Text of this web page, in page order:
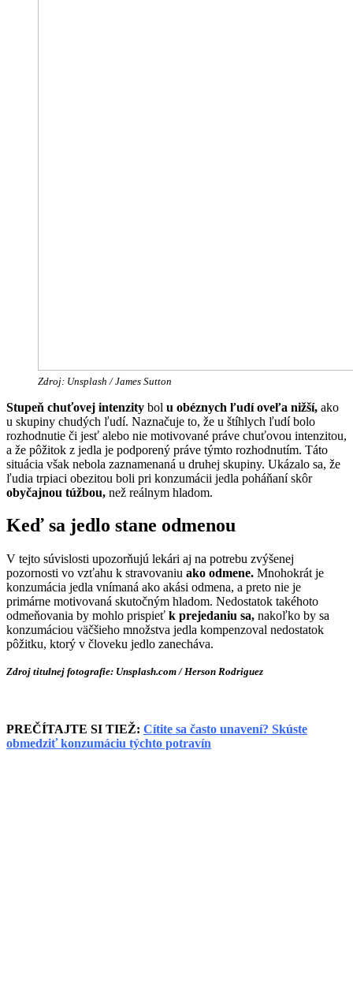
Zdroj: Unsplash / James Sutton
Stupeň chuťovej intenzity bol u obéznych ľudí oveľa nižší, ako
u skupiny chudých ľudí. Naznačuje to, že u štíhlych ľudí bolo
rozhodnutie či jesť alebo nie motivované práve chuťovou intenzitou,
a že pôžitok z jedla je podporený práve týmto rozhodnutím. Táto
situácia však nebola zaznamenaná u druhej skupiny. Ukázalo sa, že
ľudia trpiaci obezitou boli pri konzumácii jedla poháňaní skôr
obyčajnou túžbou, než reálnym hladom.
Keď sa jedlo stane odmenou
V tejto súvislosti upozorňujú lekári aj na potrebu zvýšenej
pozornosti vo vzťahu k stravovaniu ako odmene. Mnohokrát je
konzumácia jedla vnímaná ako akási odmena, a preto nie je
primárne motivovaná skutočným hladom. Nedostatok takéhoto
odmeňovania by mohlo prispieť k prejedaniu sa, nakoľko by sa
konzumáciou väčšieho množstva jedla kompenzoval nedostatok
pôžitku, ktorý v človeku jedlo zanecháva.
Zdroj titulnej fotografie: Unsplash.com / Herson Rodriguez
PREČÍTAJTE SI TIEŽ: Cítite sa často unavení? Skúste
obmedziť konzumáciu týchto potravín